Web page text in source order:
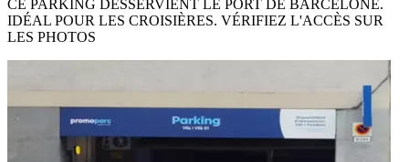
CE PARKING DESSERVIENT LE PORT DE BARCELONE.
IDÉAL POUR LES CROISIÈRES. VÉRIFIEZ L'ACCÈS SUR
LES PHOTOS